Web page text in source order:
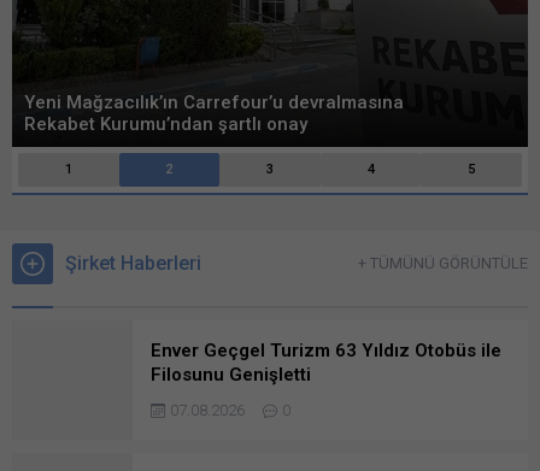
Yeni Mağzacılık’ın Carrefour’u devralmasına
Rekabet Kurumu’ndan şartlı onay
1 2 3 4 5
Şirket Haberleri + TÜMÜNÜ GÖRÜNTÜLE
Enver Geçgel Turizm 63 Yıldız Otobüs ile
Filosunu Genişletti
07.08.2026 0